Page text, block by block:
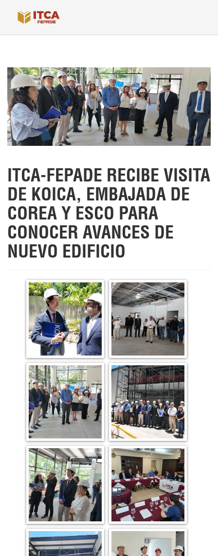
ITCA-FEPADE RECIBE VISITA
DE KOICA, EMBAJADA DE
COREA Y ESCO PARA
CONOCER AVANCES DE
NUEVO EDIFICIO